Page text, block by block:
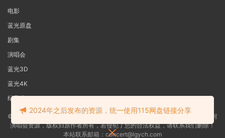
电影
蓝光原盘
剧集
演唱会
蓝光3D
蓝光4K
纪录片
©2022 蓝光电影网本站资源来源于网络用户网盘投稿，本站服务器不储存任何
演唱会资源，版权归原作者所有，若侵犯了您的合法权益，请联系我们删除！
本站联系邮箱：concert@lgych.com
2024年之后发布的资源，统一使用115网盘链接分享